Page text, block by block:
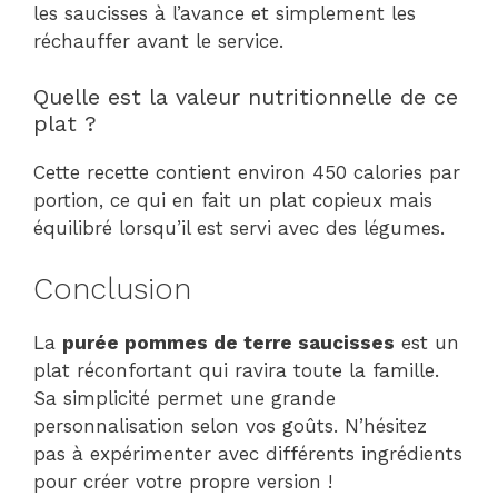
les saucisses à l’avance et simplement les
réchauffer avant le service.
Quelle est la valeur nutritionnelle de ce
plat ?
Cette recette contient environ 450 calories par
portion, ce qui en fait un plat copieux mais
équilibré lorsqu’il est servi avec des légumes.
Conclusion
La purée pommes de terre saucisses est un
plat réconfortant qui ravira toute la famille.
Sa simplicité permet une grande
personnalisation selon vos goûts. N’hésitez
pas à expérimenter avec différents ingrédients
pour créer votre propre version !